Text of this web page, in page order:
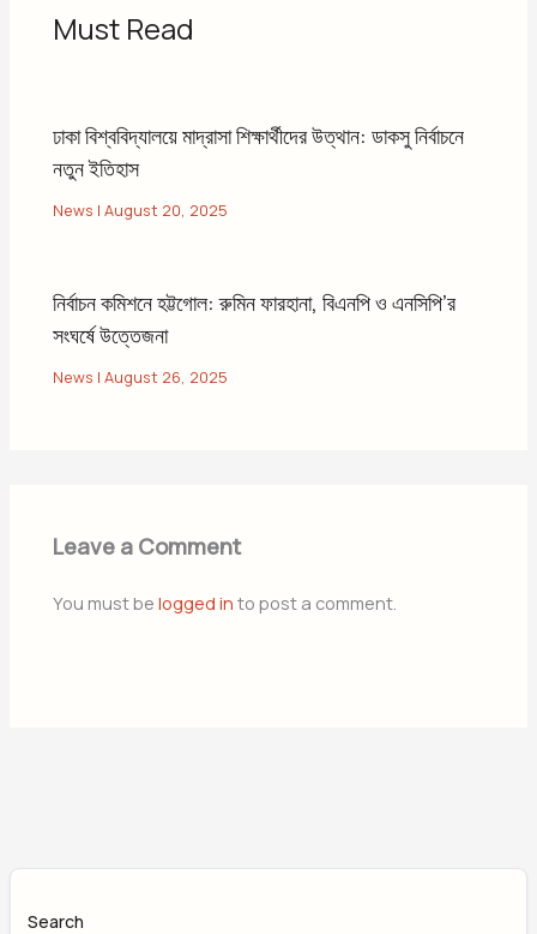
Must Read
ঢাকা বিশ্ববিদ্যালয়ে মাদ্রাসা শিক্ষার্থীদের উত্থান: ডাকসু নির্বাচনে
নতুন ইতিহাস
News |August 20, 2025
নির্বাচন কমিশনে হট্টগোল: রুমিন ফারহানা, বিএনপি ও এনসিপি’র
সংঘর্ষে উত্তেজনা
News |August 26, 2025
Leave a Comment
You must belogged in to post a comment.
Search